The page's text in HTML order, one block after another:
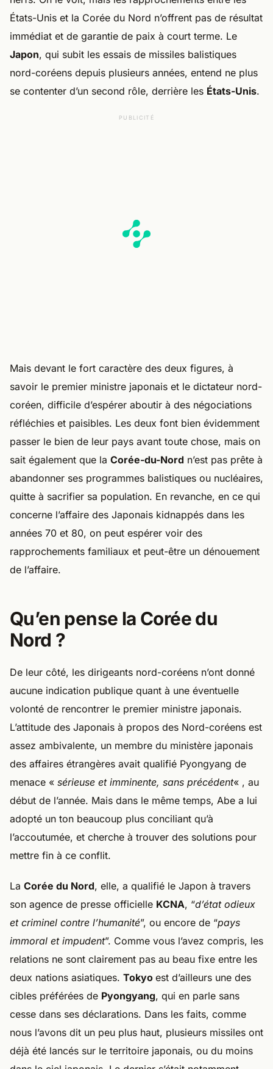
États-Unis et la Corée du Nord n’offrent pas de résultat
immédiat et de garantie de paix à court terme. Le
Japon, qui subit les essais de missiles balistiques
nord-coréens depuis plusieurs années, entend ne plus
se contenter d’un second rôle, derrière les États-Unis.
PUBLICITÉ
Mais devant le fort caractère des deux figures, à
savoir le premier ministre japonais et le dictateur nord-
coréen, difficile d’espérer aboutir à des négociations
réfléchies et paisibles. Les deux font bien évidemment
passer le bien de leur pays avant toute chose, mais on
sait également que la Corée-du-Nord n’est pas prête à
abandonner ses programmes balistiques ou nucléaires,
quitte à sacrifier sa population. En revanche, en ce qui
concerne l’affaire des Japonais kidnappés dans les
années 70 et 80, on peut espérer voir des
rapprochements familiaux et peut-être un dénouement
de l’affaire.
Qu’en pense la Corée du
Nord ?
De leur côté, les dirigeants nord-coréens n’ont donné
aucune indication publique quant à une éventuelle
volonté de rencontrer le premier ministre japonais.
L’attitude des Japonais à propos des Nord-coréens est
assez ambivalente, un membre du ministère japonais
des affaires étrangères avait qualifié Pyongyang de
menace « sérieuse et imminente, sans précédent« , au
début de l’année. Mais dans le même temps, Abe a lui
adopté un ton beaucoup plus conciliant qu’à
l’accoutumée, et cherche à trouver des solutions pour
mettre fin à ce conflit.
La Corée du Nord, elle, a qualifié le Japon à travers
son agence de presse officielle KCNA, “d’état odieux
et criminel contre l’humanité”, ou encore de “pays
immoral et impudent”. Comme vous l’avez compris, les
relations ne sont clairement pas au beau fixe entre les
deux nations asiatiques. Tokyo est d’ailleurs une des
cibles préférées de Pyongyang, qui en parle sans
cesse dans ses déclarations. Dans les faits, comme
nous l’avons dit un peu plus haut, plusieurs missiles ont
déjà été lancés sur le territoire japonais, ou du moins